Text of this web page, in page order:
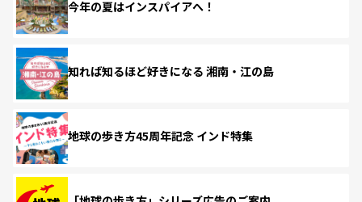
今年の夏はインスパイアへ！
知れば知るほど好きになる 湘南・江の島
地球の歩き方45周年記念 インド特集